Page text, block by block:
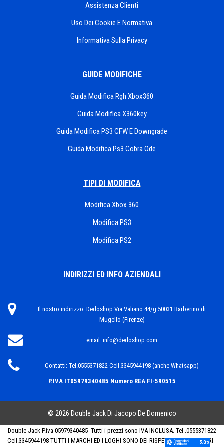
Assistenza Clienti
Uso Dei Cookie E Normativa
Informativa Sulla Privacy
GUIDE MODIFICHE
Guida Modifica Rgh Xbox360
Guida Modifica X360key
Guida Modifica PS3 CFW E Downgrade
Guida Modifica Ps3 Cobra Ode
TIPI DI MODIFICA
Modifica Xbox 360
Modifica PS3
Modifica PS2
INDIRIZZI ED INFO AZIENDALI
Il nostro indirizzo: Dedoshop Via Valiano 44/g 50031 Barberino di
Mugello (Firenze)
email: info@dedoshop.com
Contatti: Tel.0555371822 Cell.3345944198 (anche Whatsapp)
P.IVA IT05979340485 Numero REA FI-590515
© 2026 Double Jack Di Jacopo De Domenico
Double Jack P.iva 05979340485 -Tutti i prezzi sono IVA INCLUSA. Tel .0555371822
Cell.3345944198 TUTTI I MARCHI ED I LOGHI SONO DEI RISPETTIVI PROPRIETARI -